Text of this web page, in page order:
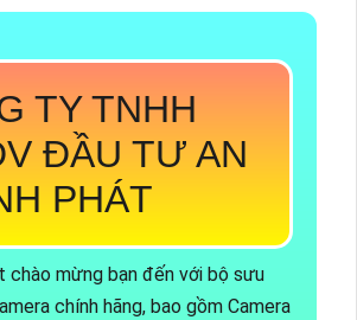
TY TNHH
ĐẦU TƯ AN
PHÁT
chào mừng bạn đến với bộ sưu
chính hãng, bao gồm Camera